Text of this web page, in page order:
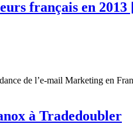
français en
de l’e-mail Marketing en
à Tradedoubler